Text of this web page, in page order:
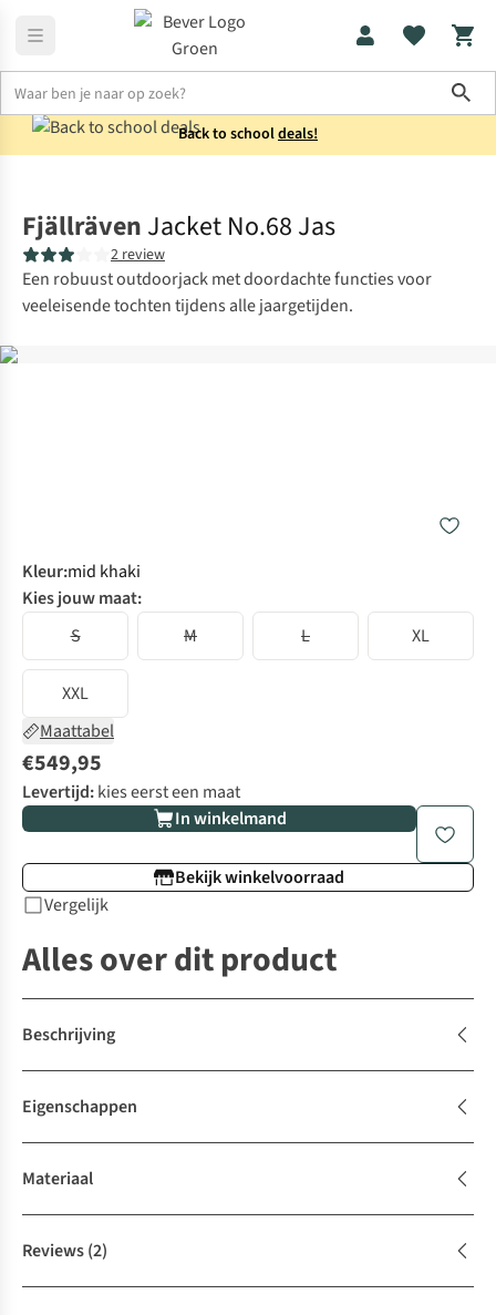
Back to schooldeals!
Fjällräven Jacket No.68 Jas
2 review
Een robuust outdoorjack met doordachte functies voor
veeleisende tochten tijdens alle jaargetijden.
Kleur:mid khaki
Kies jouw maat:
S
M L XL
XXL
Maattabel
€549,95
Levertijd:kies eerst een maat
In winkelmand
Bekijk winkelvoorraad
Vergelijk
Alles over dit product
Beschrijving
Eigenschappen
Materiaal
Reviews(2)